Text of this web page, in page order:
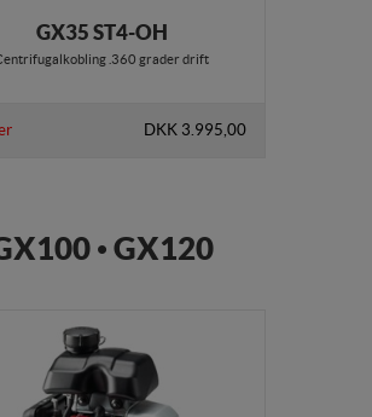
GX35 ST4-OH
.360 grader drift
DKK 3.995,00
• GX120